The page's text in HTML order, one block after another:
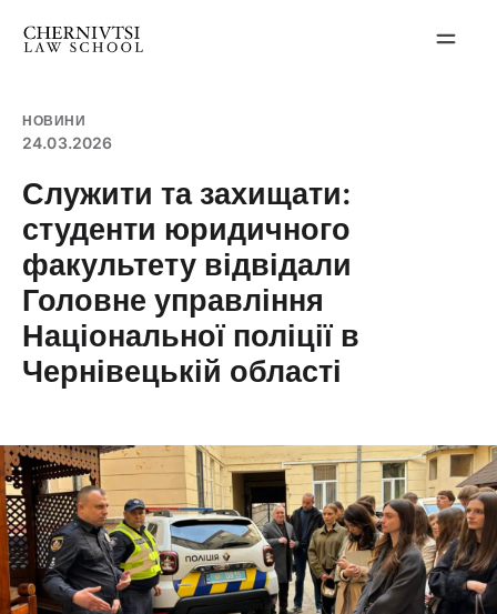
НОВИНИ
24.03.2026
Служити та захищати:
студенти юридичного
факультету відвідали
Головне управління
Національної поліції в
Чернівецькій області